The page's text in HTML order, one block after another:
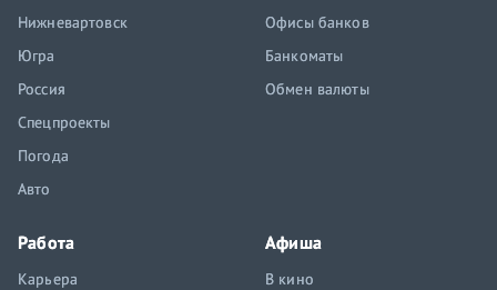
Нижневартовск
Югра
Россия
Спецпроекты
Погода
Авто
Офисы банков
Банкоматы
Обмен валюты
Работа
Карьера
Афиша
В кино